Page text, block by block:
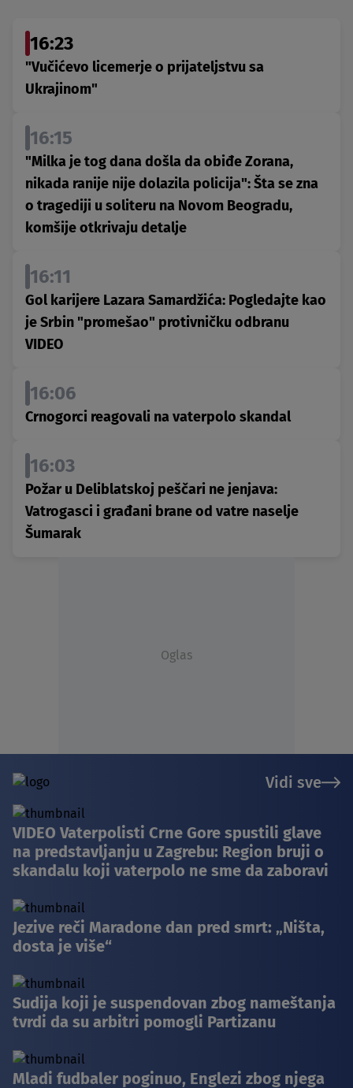
16:23
"Vučićevo licemerje o prijateljstvu sa
Ukrajinom"
16:15
"Milka je tog dana došla da obiđe Zorana,
nikada ranije nije dolazila policija": Šta se zna
o tragediji u soliteru na Novom Beogradu,
komšije otkrivaju detalje
16:11
Gol karijere Lazara Samardžića: Pogledajte kao
je Srbin "promešao" protivničku odbranu
VIDEO
16:06
Crnogorci reagovali na vaterpolo skandal
16:03
Požar u Deliblatskoj peščari ne jenjava:
Vatrogasci i građani brane od vatre naselje
Šumarak
Oglas
Vidi sve
VIDEO Vaterpolisti Crne Gore spustili glave
na predstavljanju u Zagrebu: Region bruji o
skandalu koji vaterpolo ne sme da zaboravi
Jezive reči Maradone dan pred smrt: „Ništa,
dosta je više“
Sudija koji je suspendovan zbog nameštanja
tvrdi da su arbitri pomogli Partizanu
Mladi fudbaler poginuo, Englezi zbog njega